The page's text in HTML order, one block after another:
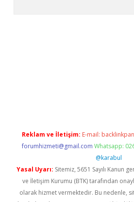
Reklam ve İletişim: E-mail:
forumhizmeti@gmail.com Whatsapp:
@karabul
Yasal Uyarı: Sitemiz, 5651 Sayılı Kanun
ve İletişim Kurumu (BTK) tarafından
olarak hizmet vermektedir. Bu nedenle,